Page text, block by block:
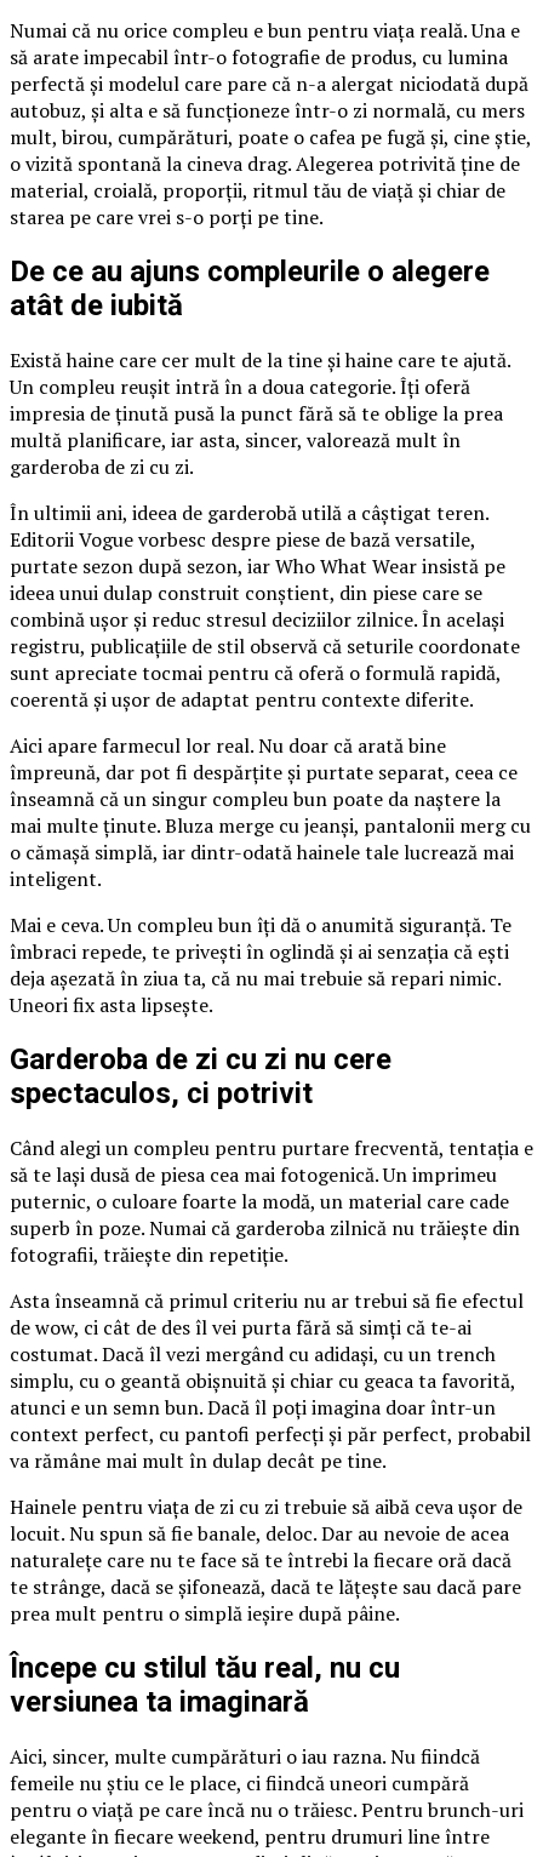
Numai că nu orice compleu e bun pentru viața reală. Una e
să arate impecabil într-o fotografie de produs, cu lumina
perfectă și modelul care pare că n-a alergat niciodată după
autobuz, și alta e să funcționeze într-o zi normală, cu mers
mult, birou, cumpărături, poate o cafea pe fugă și, cine știe,
o vizită spontană la cineva drag. Alegerea potrivită ține de
material, croială, proporții, ritmul tău de viață și chiar de
starea pe care vrei s-o porți pe tine.
De ce au ajuns compleurile o alegere
atât de iubită
Există haine care cer mult de la tine și haine care te ajută.
Un compleu reușit intră în a doua categorie. Îți oferă
impresia de ținută pusă la punct fără să te oblige la prea
multă planificare, iar asta, sincer, valorează mult în
garderoba de zi cu zi.
În ultimii ani, ideea de garderobă utilă a câștigat teren.
Editorii Vogue vorbesc despre piese de bază versatile,
purtate sezon după sezon, iar Who What Wear insistă pe
ideea unui dulap construit conștient, din piese care se
combină ușor și reduc stresul deciziilor zilnice. În același
registru, publicațiile de stil observă că seturile coordonate
sunt apreciate tocmai pentru că oferă o formulă rapidă,
coerentă și ușor de adaptat pentru contexte diferite.
Aici apare farmecul lor real. Nu doar că arată bine
împreună, dar pot fi despărțite și purtate separat, ceea ce
înseamnă că un singur compleu bun poate da naștere la
mai multe ținute. Bluza merge cu jeanși, pantalonii merg cu
o cămașă simplă, iar dintr-odată hainele tale lucrează mai
inteligent.
Mai e ceva. Un compleu bun îți dă o anumită siguranță. Te
îmbraci repede, te privești în oglindă și ai senzația că ești
deja așezată în ziua ta, că nu mai trebuie să repari nimic.
Uneori fix asta lipsește.
Garderoba de zi cu zi nu cere
spectaculos, ci potrivit
Când alegi un compleu pentru purtare frecventă, tentația e
să te lași dusă de piesa cea mai fotogenică. Un imprimeu
puternic, o culoare foarte la modă, un material care cade
superb în poze. Numai că garderoba zilnică nu trăiește din
fotografii, trăiește din repetiție.
Asta înseamnă că primul criteriu nu ar trebui să fie efectul
de wow, ci cât de des îl vei purta fără să simți că te-ai
costumat. Dacă îl vezi mergând cu adidași, cu un trench
simplu, cu o geantă obișnuită și chiar cu geaca ta favorită,
atunci e un semn bun. Dacă îl poți imagina doar într-un
context perfect, cu pantofi perfecți și păr perfect, probabil
va rămâne mai mult în dulap decât pe tine.
Hainele pentru viața de zi cu zi trebuie să aibă ceva ușor de
locuit. Nu spun să fie banale, deloc. Dar au nevoie de acea
naturalețe care nu te face să te întrebi la fiecare oră dacă
te strânge, dacă se șifonează, dacă te lățește sau dacă pare
prea mult pentru o simplă ieșire după pâine.
Începe cu stilul tău real, nu cu
versiunea ta imaginară
Aici, sincer, multe cumpărături o iau razna. Nu fiindcă
femeile nu știu ce le place, ci fiindcă uneori cumpără
pentru o viață pe care încă nu o trăiesc. Pentru brunch-uri
elegante în fiecare weekend, pentru drumuri line între